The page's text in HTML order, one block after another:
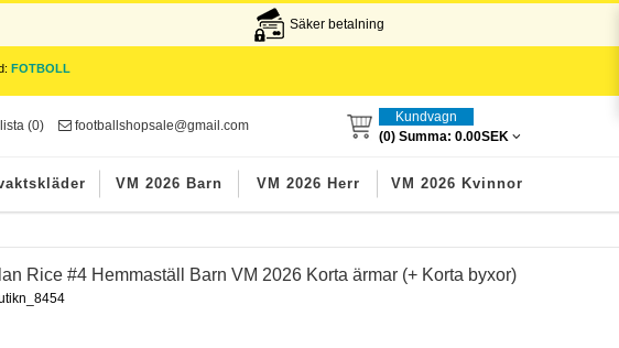
Säker betalning
FOTBOLL
(0) footballshopsale@gmail.com
Kundvagn
(0) Summa: 0.00SEK
VM 2026 Barn VM 2026 Herr VM 2026 Kvinnor
Rice #4 Hemmaställ Barn VM 2026 Korta ärmar (+ Korta byxor)